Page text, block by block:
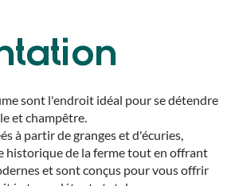
sont l'endroit idéal pour se détendre
et champêtre.
à partir de granges et d'écuries,
historique de la ferme tout en offrant
et sont conçus pour vous offrir